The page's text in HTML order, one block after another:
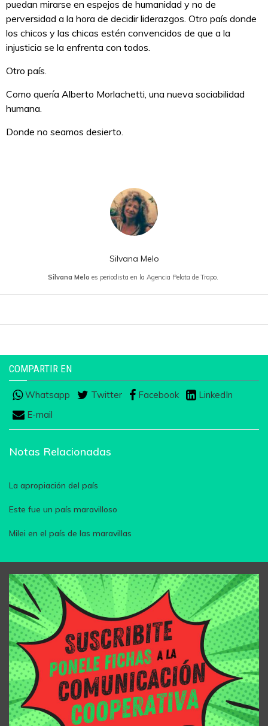
puedan mirarse en espejos de humanidad y no de
perversidad a la hora de decidir liderazgos. Otro país donde
los chicos y las chicas estén convencidos de que a la
injusticia se la enfrenta con todos.
Otro país.
Como quería Alberto Morlachetti, una nueva sociabilidad
humana.
Donde no seamos desierto.
Silvana Melo
Silvana Melo es periodista en la Agencia Pelota de Trapo.
COMPARTIR EN
Whatsapp Twitter Facebook
LinkedIn
E-mail
Notas Relacionadas
La apropiación del país
Este fue un país maravilloso
Milei en el país de las maravillas